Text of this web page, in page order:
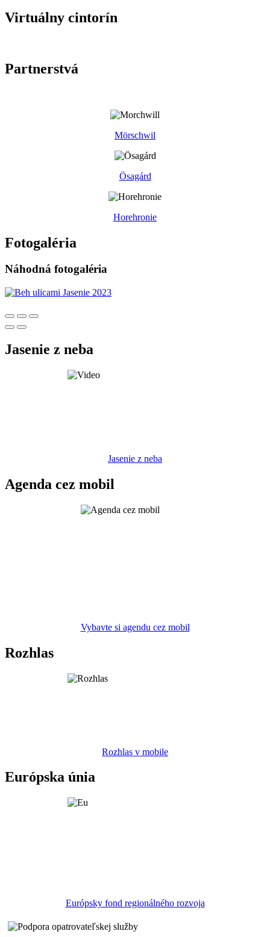
Virtuálny cintorín
Partnerstvá
Mörschwil
Ösagárd
Horehronie
Fotogaléria
Náhodná fotogaléria
Jasenie z neba
Jasenie z neba
Agenda cez mobil
Vybavte si agendu cez mobil
Rozhlas
Rozhlas v mobile
Európska únia
Európsky fond regionálného rozvoja